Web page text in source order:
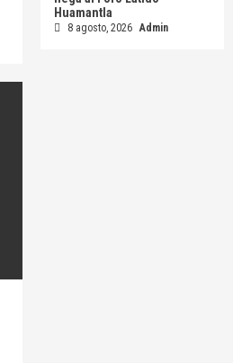
Huamantla
8 agosto, 2026 Admin